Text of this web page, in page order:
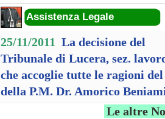
Assistenza Legale
25/11/2011 La decisione del
Tribunale di Lucera, sez.
che accoglie tutte le ragioni
della P.M. Dr. Amorico
Le altre